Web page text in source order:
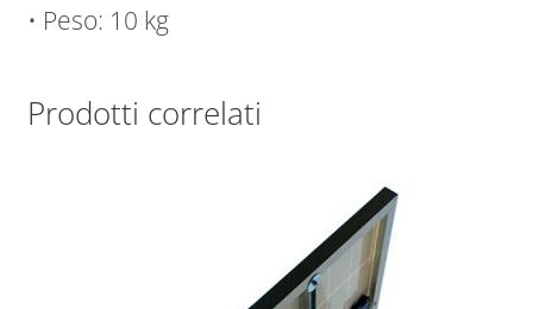
• Peso: 10 kg
Prodotti correlati